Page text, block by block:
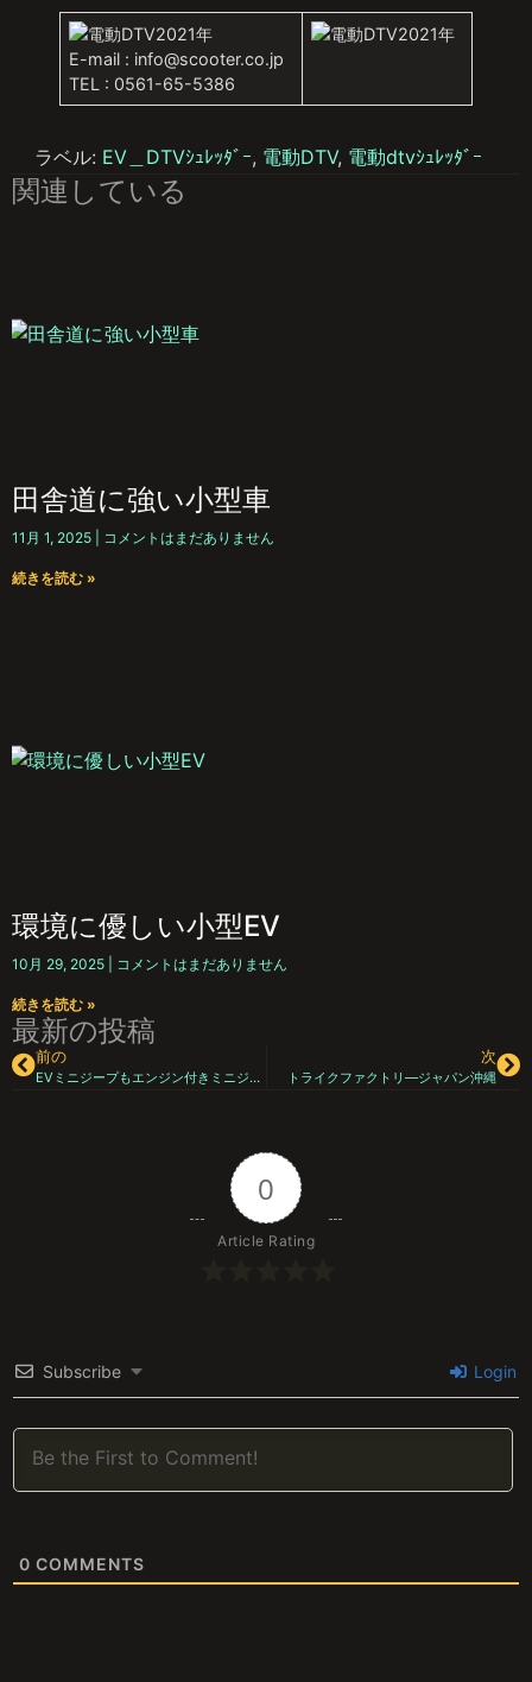
E-mail : info@scooter.co.jp
TEL : 0561-65-5386
ラベル: EV＿DTVｼｭﾚｯﾀﾞｰ, 電動DTV, 電動dtvｼｭﾚｯﾀﾞｰ
関連している
田舎道に強い小型車
11月 1, 2025 コメントはまだありません
続きを読む »
環境に優しい小型EV
10月 29, 2025 コメントはまだありません
続きを読む »
最新の投稿
前の
EVミニジープもエンジン付きミニジープも今年に2021年モデルのテイルライトが変わります。
次
トライクファクトリ―ジャパン沖縄
0
Article Rating
Subscribe Login
0 COMMENTS